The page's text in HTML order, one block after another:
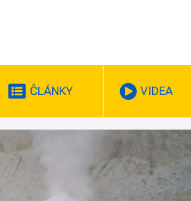
ČLÁNKY VIDEA